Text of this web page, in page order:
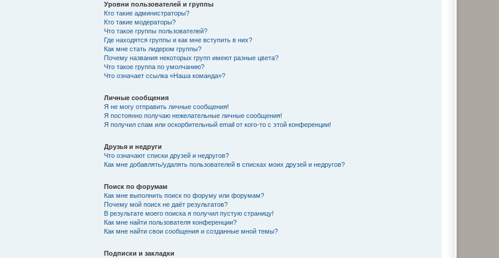
Уровни пользователей и группы
Кто такие администраторы?
Кто такие модераторы?
Что такое группы пользователей?
Где находятся группы и как мне вступить в них?
Как мне стать лидером группы?
Почему названия некоторых групп имеют разные цвета?
Что такое группа по умолчанию?
Что означает ссылка «Наша команда»?
Личные сообщения
Я не могу отправить личные сообщения!
Я постоянно получаю нежелательные личные сообщения!
Я получил спам или оскорбительный email от кого-то с этой конференции!
Друзья и недруги
Что означают списки друзей и недругов?
Как мне добавлять/удалять пользователей в списках моих друзей и недругов?
Поиск по форумам
Как мне выполнить поиск по форуму или форумам?
Почему мой поиск не даёт результатов?
В результате моего поиска я получил пустую страницу!
Как мне найти пользователя конференции?
Как мне найти свои сообщения и созданные мной темы?
Подписки и закладки